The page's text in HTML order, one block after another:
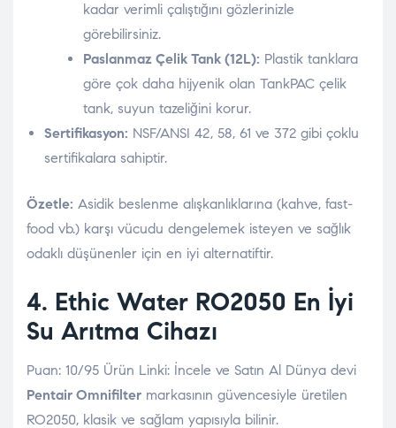
kadar verimli çalıştığını gözlerinizle
görebilirsiniz.
Paslanmaz Çelik Tank (12L): Plastik tanklara
göre çok daha hijyenik olan TankPAC çelik
tank, suyun tazeliğini korur.
Sertifikasyon: NSF/ANSI 42, 58, 61 ve 372 gibi çoklu
sertifikalara sahiptir.
Özetle: Asidik beslenme alışkanlıklarına (kahve, fast-
food vb.) karşı vücudu dengelemek isteyen ve sağlık
odaklı düşünenler için en iyi alternatiftir.
4. Ethic Water RO2050 En İyi
Su Arıtma Cihazı
Puan: 10/95 Ürün Linki: İncele ve Satın Al Dünya devi
Pentair Omnifilter markasının güvencesiyle üretilen
RO2050, klasik ve sağlam yapısıyla bilinir.